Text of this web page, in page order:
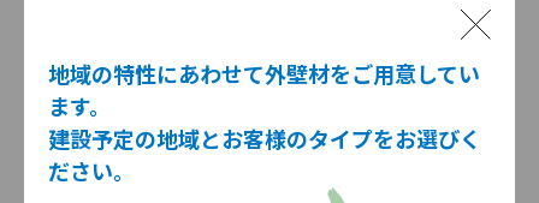
地域の特性にあわせて外壁材をご用意してい
ます。
建設予定の地域とお客様のタイプをお選びく
ださい。
18mm 厚